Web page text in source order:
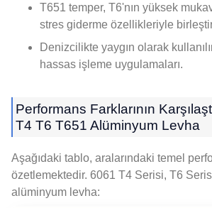
T651 temper, T6'nın yüksek
stres giderme özellikleriyle
Denizcilikte yaygın olarak
hassas işleme uygulamaları.
Performans Farklarının
T4 T6 T651 Alüminyum Levha
Aşağıdaki tablo, aralarındaki temel
özetlemektedir. 6061 T4 Serisi, T6
alüminyum levha: